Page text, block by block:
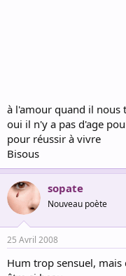
à l'amour quand il nous
oui il n'y a pas d'age
pour réussir à vivre
Bisous
sopate
Nouveau poète
25 Avril 2008
Hum trop sensuel,